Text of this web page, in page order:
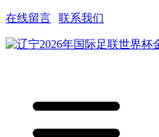
在线留言 联系我们